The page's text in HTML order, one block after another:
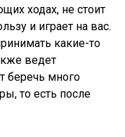
ходах, не стоит
и играет на вас.
какие-то
ведет
беречь много
то есть после